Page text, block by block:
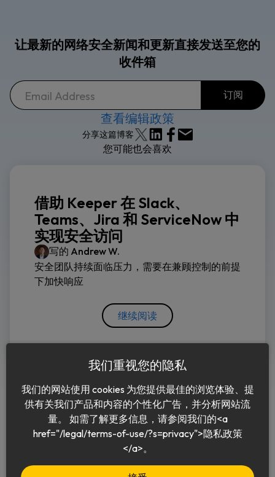
让最新的网络安全新闻和更新直接发送至您的
收件箱
查看编辑政策
分享这篇博客
您可能也会喜欢
借助 Keeper 在 Slack、
Teams、Jira 和 ServiceNow 中
实现安全访问
写的 Andrew W.
安全团队持续面临压力，需要在兼顾控制的前提
下加快响应
继续阅读
中文 (简体)
我们重视您的隐私
我们的网站使用 cookies 为您提供最佳的浏览体验、提
供有关我们产品和内容的个性化广告，并分析网站流
量。 如需了解更多信息，请参阅我们的<a
href="/legal/terms-of-use/?s=privacy">隐私政策
</a>。